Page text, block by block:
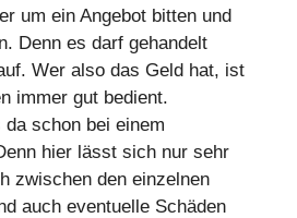
um ein Angebot bitten und
Denn es darf gehandelt
Wer also das Geld hat, ist
immer gut bedient.
schon bei einem
hier lässt sich nur sehr
zwischen den einzelnen
auch eventuelle Schäden